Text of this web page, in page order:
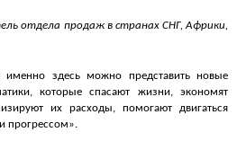
отдела продаж в странах СНГ, Африки,
именно здесь можно представить новые
которые спасают жизни, экономят
их расходы, помогают двигаться
прогрессом».